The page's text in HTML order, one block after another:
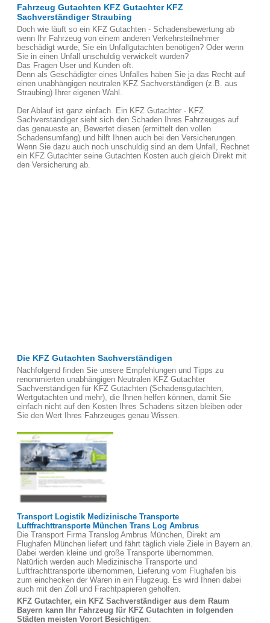
Fahrzeug Gutachten KFZ Gutachter KFZ
Sachverständiger Straubing
Doch wie läuft so ein KFZ Gutachten - Schadensbewertung ab
wenn Ihr Fahrzeug von einem anderen Verkehrsteilnehmer
beschädigt wurde, Sie ein Unfallgutachten benötigen? Oder wenn
Sie in einen Unfall unschuldig verwickelt wurden?
Das Fragen User und Kunden oft.
Denn als Geschädigter eines Unfalles haben Sie ja das Recht auf
einen unabhängigen neutralen KFZ Sachverständigen (z.B. aus
Straubing) Ihrer eigenen Wahl.
Der Ablauf ist ganz einfach. Ein KFZ Gutachter - KFZ
Sachverständiger sieht sich den Schaden Ihres Fahrzeuges auf
das genaueste an, Bewertet diesen (ermittelt den vollen
Schadensumfang) und hilft Ihnen auch bei den Versicherungen.
Wenn Sie dazu auch noch unschuldig sind an dem Unfall, Rechnet
ein KFZ Gutachter seine Gutachten Kosten auch gleich Direkt mit
den Versicherung ab.
Die KFZ Gutachten Sachverständigen
Nachfolgend finden Sie unsere Empfehlungen und Tipps zu
renommierten unabhängigen Neutralen KFZ Gutachter
Sachverständigen für KFZ Gutachten (Schadensgutachten,
Wertgutachten und mehr), die Ihnen helfen können, damit Sie
einfach nicht auf den Kosten Ihres Schadens sitzen bleiben oder
Sie den Wert Ihres Fahrzeuges genau Wissen.
Transport Logistik Medizinische Transporte
Luftfrachttransporte München Trans Log Ambrus
Die Transport Firma Translog Ambrus München, Direkt am
Flughafen München liefert und fährt täglich viele Ziele in Bayern an.
Dabei werden kleine und große Transporte übernommen.
Natürlich werden auch Medizinische Transporte und
Luftfrachttransporte übernommen, Lieferung vom Flughafen bis
zum einchecken der Waren in ein Flugzeug. Es wird Ihnen dabei
auch mit den Zoll und Frachtpapieren geholfen.
KFZ Gutachter, ein KFZ Sachverständiger aus dem Raum
Bayern kann Ihr Fahrzeug für KFZ Gutachten in folgenden
Städten meisten Vorort Besichtigen: